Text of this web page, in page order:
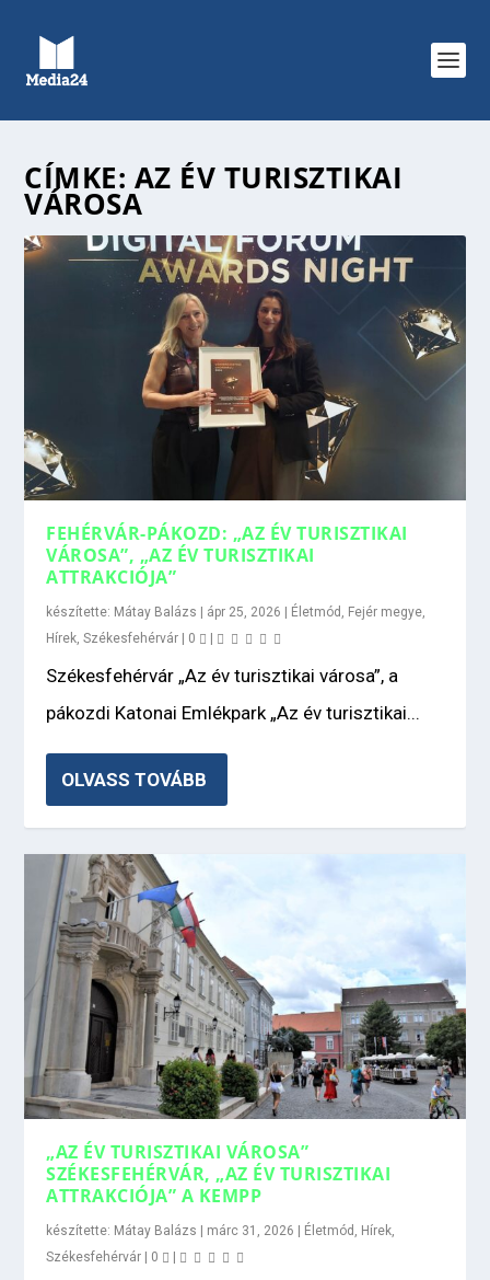
CÍMKE: AZ ÉV TURISZTIKAI
VÁROSA
FEHÉRVÁR-PÁKOZD: „AZ ÉV TURISZTIKAI
VÁROSA”, „AZ ÉV TURISZTIKAI
ATTRAKCIÓJA”
készítette: Mátay Balázs | ápr 25, 2026 | Életmód Fejér megye
Hírek ,Székesfehérvár | 0 |
Székesfehérvár „Az év turisztikai városa”, a
pákozdi Katonai Emlékpark „Az év turisztikai...
OLVASS TOVÁBB
„AZ ÉV TURISZTIKAI VÁROSA”
SZÉKESFEHÉRVÁR, „AZ ÉV TURISZTIKAI
ATTRAKCIÓJA” A KEMPP
készítette: Mátay Balázs | márc 31, 2026 | Életmód Hírek
Székesfehérvár | 0 |